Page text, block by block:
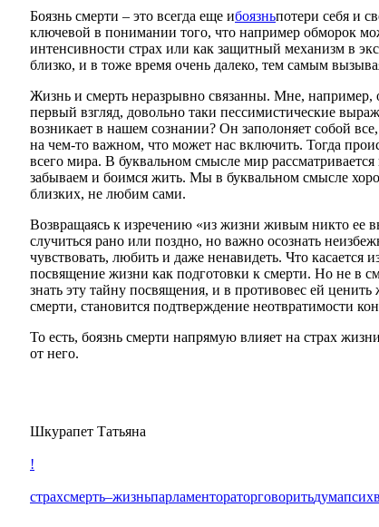
Боязнь смерти – это всегда еще ибоязньпотери себя и
ключевой в понимании того, что например обморок
интенсивности страх или как защитный механизм в
близко, и в тоже время очень далеко, тем самым
Жизнь и смерть неразрывно связанны. Мне,
первый взгляд, довольно таки пессимистические
возникает в нашем сознании? Он заполоняет собой
на чем-то важном, что может нас включить. Тогда
всего мира. В буквальном смысле мир
забываем и боимся жить. Мы в буквальном смысле
близких, не любим сами.
Возвращаясь к изречению «из жизни живым никто ее
случиться рано или поздно, но важно осознать
чувствовать, любить и даже ненавидеть. Что касается
посвящение жизни как подготовки к смерти. Но не в
знать эту тайну посвящения, и в противовес ей
смерти, становится подтверждение неотвратимости
То есть, боязнь смерти напрямую влияет на страх
от него.
Шкурапет Татьяна
!
страхсмерть–жизньпарламентораторговоритьдумапсих